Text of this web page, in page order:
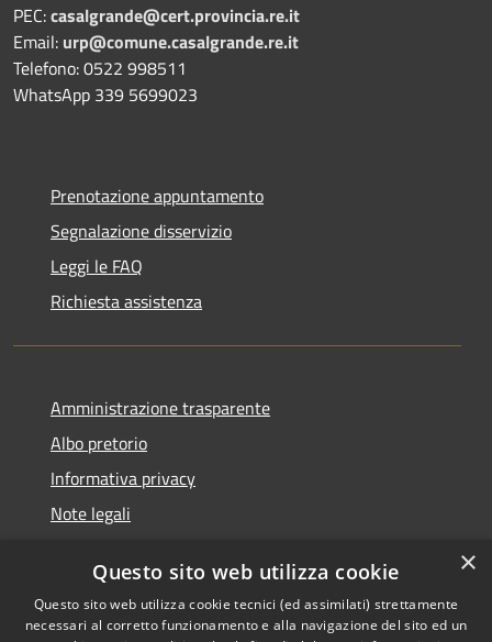
PEC:casalgrande@cert.provincia.re.it
Email: urp@comune.casalgrande.re.it
Telefono: 0522 998511
WhatsApp 339 5699023
Prenotazione appuntamento
Segnalazione disservizio
Leggi le FAQ
Richiesta assistenza
Amministrazione trasparente
Albo pretorio
Informativa privacy
Note legali
Piano di miglioramento del sito
×
Questo sito web utilizza cookie
Questo sito web utilizza cookie tecnici (ed assimilati) strettamente
necessari al corretto funzionamento e alla navigazione del sito ed un